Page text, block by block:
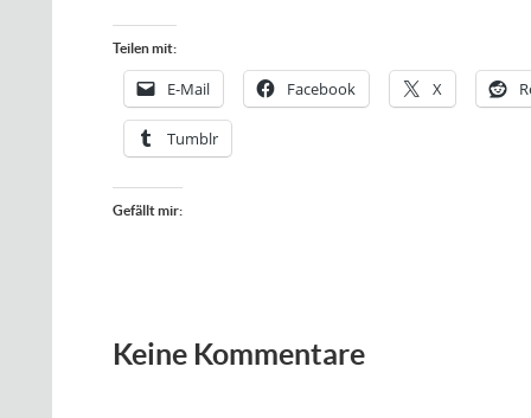
Teilen mit:
E-Mail Facebook X
Tumblr
Gefällt mir:
Keine Kommentare